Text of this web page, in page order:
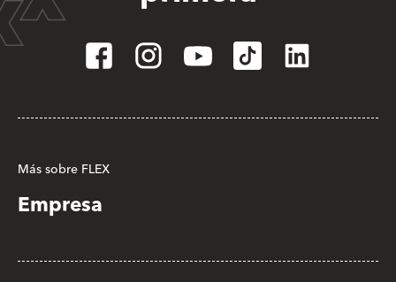
Más sobre FLEX
Empresa